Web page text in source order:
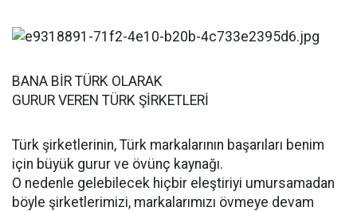
BANA BİR TÜRK OLARAK
GURUR VEREN TÜRK ŞİRKETLERİ
Türk şirketlerinin, Türk markalarının başarıları benim
için büyük gurur ve övünç kaynağı.
O nedenle gelebilecek hiçbir eleştiriyi umursamadan
böyle şirketlerimizi, markalarımızı övmeye devam